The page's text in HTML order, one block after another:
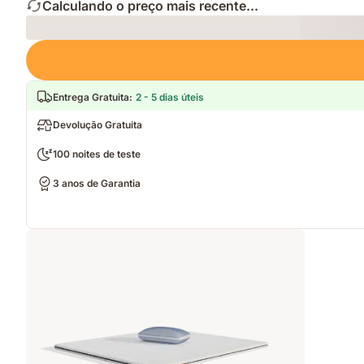
Calculando o preço mais recente...
Loading
Entrega Gratuita: 2 - 5 dias úteis
Devolução Gratuita
100 noites de teste
3 anos de Garantia